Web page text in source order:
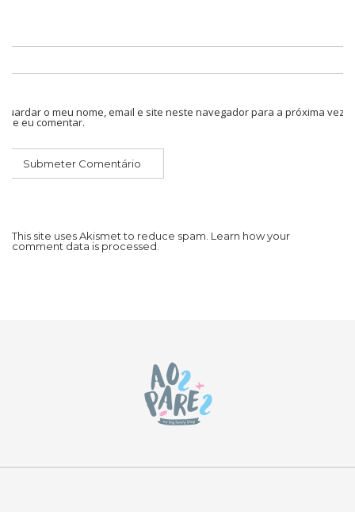
Guardar o meu nome, email e site neste navegador para a próxima vez
que eu comentar.
This site uses Akismet to reduce spam. Learn how your
comment data is processed.